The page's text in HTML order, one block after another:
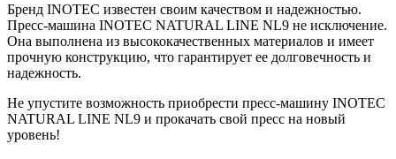
Бренд INOTEC известен своим качеством и надежностью.
Пресс-машина INOTEC NATURAL LINE NL9 не исключение.
Она выполнена из высококачественных материалов и имеет
прочную конструкцию, что гарантирует ее долговечность и
надежность.
Не упустите возможность приобрести пресс-машину INOTEC
NATURAL LINE NL9 и прокачать свой пресс на новый
уровень!